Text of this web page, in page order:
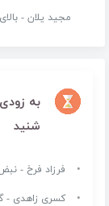
مجید یلان - بالای
به
شنید
فرزاد فرخ -
کسری زاهدی -